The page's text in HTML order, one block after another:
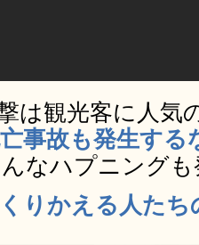
は観光客に人気
事故も発生する
なハプニング
りかえる人た